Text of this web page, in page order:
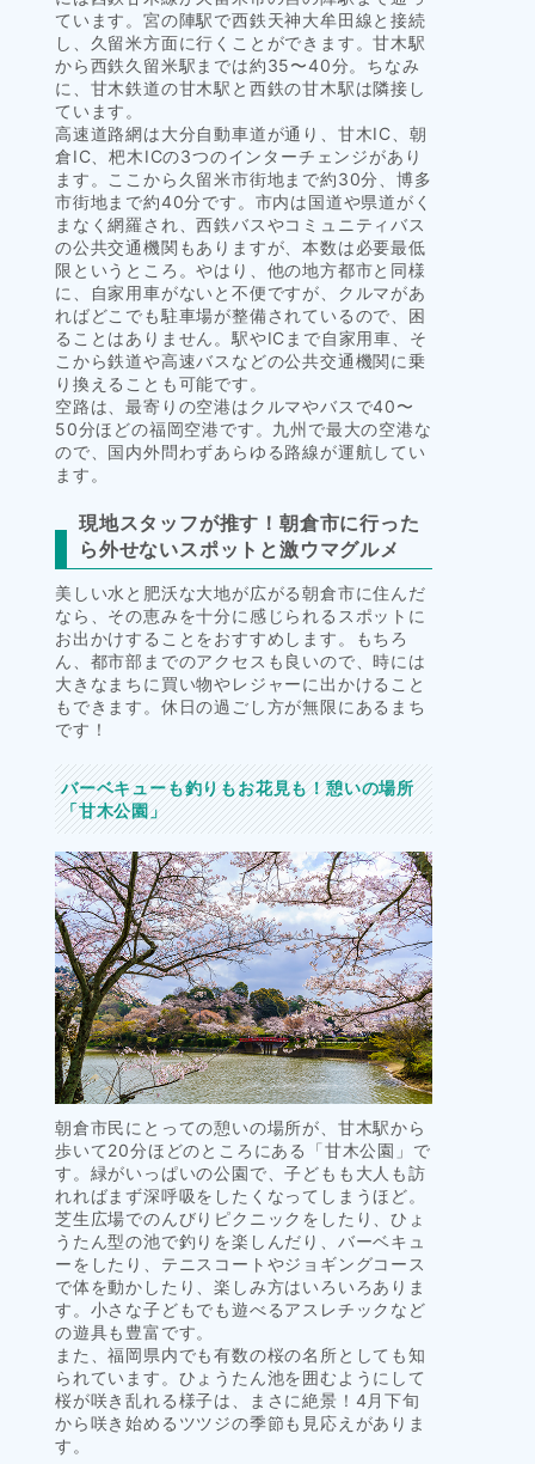
ています。宮の陣駅で西鉄天神大牟田線と接続
し、久留米方面に行くことができます。甘木駅
から西鉄久留米駅までは約35〜40分。ちなみ
に、甘木鉄道の甘木駅と西鉄の甘木駅は隣接し
ています。
高速道路網は大分自動車道が通り、甘木IC、朝
倉IC、杷木ICの3つのインターチェンジがあり
ます。ここから久留米市街地まで約30分、博多
市街地まで約40分です。市内は国道や県道がく
まなく網羅され、西鉄バスやコミュニティバス
の公共交通機関もありますが、本数は必要最低
限というところ。やはり、他の地方都市と同様
に、自家用車がないと不便ですが、クルマがあ
ればどこでも駐車場が整備されているので、困
ることはありません。駅やICまで自家用車、そ
こから鉄道や高速バスなどの公共交通機関に乗
り換えることも可能です。
空路は、最寄りの空港はクルマやバスで40〜
50分ほどの福岡空港です。九州で最大の空港な
ので、国内外問わずあらゆる路線が運航してい
ます。
現地スタッフが推す！朝倉市に行った
ら外せないスポットと激ウマグルメ
美しい水と肥沃な大地が広がる朝倉市に住んだ
なら、その恵みを十分に感じられるスポットに
お出かけすることをおすすめします。もちろ
ん、都市部までのアクセスも良いので、時には
大きなまちに買い物やレジャーに出かけること
もできます。休日の過ごし方が無限にあるまち
です！
バーベキューも釣りもお花見も！憩いの場所
「甘木公園」
朝倉市民にとっての憩いの場所が、甘木駅から
歩いて20分ほどのところにある「甘木公園」で
す。緑がいっぱいの公園で、子どもも大人も訪
れればまず深呼吸をしたくなってしまうほど。
芝生広場でのんびりピクニックをしたり、ひょ
うたん型の池で釣りを楽しんだり、バーベキュ
ーをしたり、テニスコートやジョギングコース
で体を動かしたり、楽しみ方はいろいろありま
す。小さな子どもでも遊べるアスレチックなど
の遊具も豊富です。
また、福岡県内でも有数の桜の名所としても知
られています。ひょうたん池を囲むようにして
桜が咲き乱れる様子は、まさに絶景！4月下旬
から咲き始めるツツジの季節も見応えがありま
す。